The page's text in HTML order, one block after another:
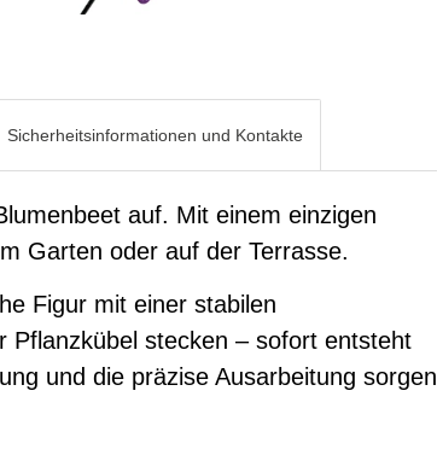
Sicherheitsinformationen und Kontakte
auf. Mit einem einzigen
Garten oder auf der Terrasse.
Figur mit einer stabilen
Pflanzkübel stecken – sofort entsteht
und die präzise Ausarbeitung sorgen